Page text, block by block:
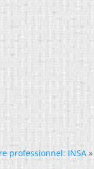
professionnel: INSA »